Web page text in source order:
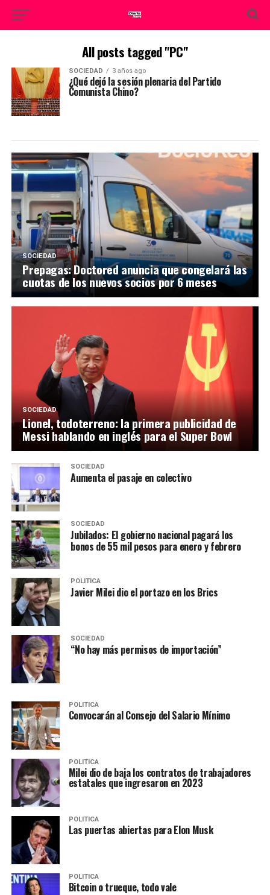
All posts tagged "PC"
SOCIEDAD 3 años ago
¿Qué dejó la sesión plenaria del Partido
Comunista Chino?
SOCIEDAD
Prepagas: Doctored anuncia que congelará las
cuotas de los nuevos socios por 6 meses
SOCIEDAD
Lionel, todoterreno: la primera publicidad de
Messi hablando en inglés para el Super Bowl
SOCIEDAD
Aumenta el pasaje en colectivo
SOCIEDAD
Jubilados: El gobierno nacional pagará los
bonos de 55 mil pesos para enero y febrero
POLITICA
Javier Milei dio el portazo en los Brics
SOCIEDAD
“No hay más permisos de importación”
POLITICA
Convocarán al Consejo del Salario Mínimo
POLITICA
Milei dio de baja los contratos de trabajadores
estatales que ingresaron en 2023
POLITICA
Las puertas abiertas para Elon Musk
POLITICA
Bitcoin o trueque, todo vale